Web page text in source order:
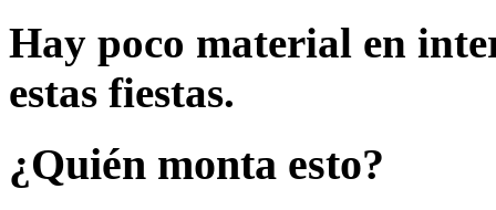
Hay poco material en
estas fiestas.
¿Quién monta esto?